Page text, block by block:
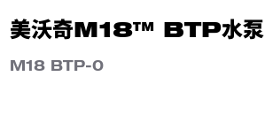
美沃奇M18™ BTP水泵
M18 BTP-0